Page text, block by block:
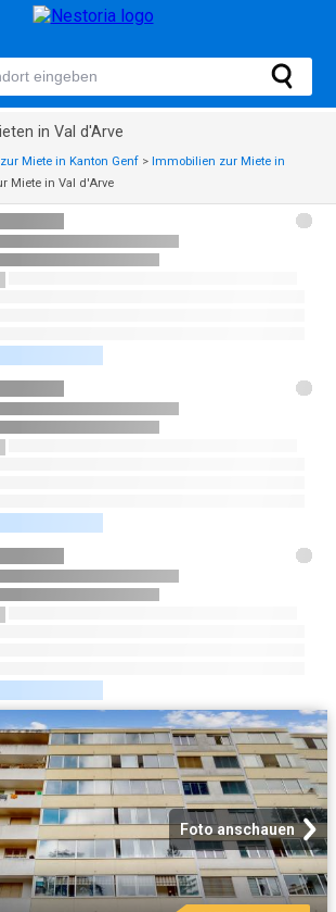
in Val d'Arve
Miete in Kanton Genf > Immobilien zur Miete in
Miete in Val d'Arve
Foto anschauen